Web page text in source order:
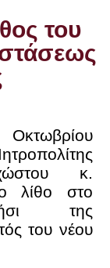
του
κ.
λίθο στο
της
του νέου